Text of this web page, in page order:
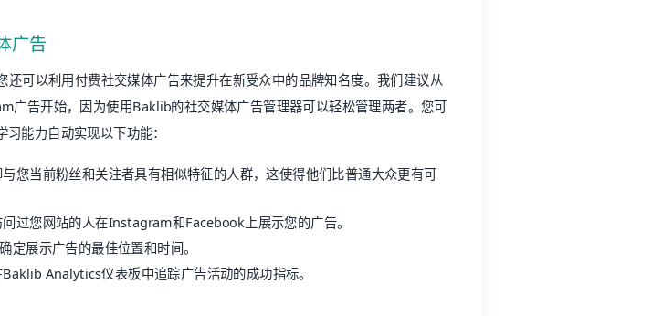
广告
还可以利用付费社交媒体广告来提升在新受众中的品牌知名度。我们建议从
广告开始，因为使用Baklib的社交媒体广告管理器可以轻松管理两者。您可
能力自动实现以下功能：
您当前粉丝和关注者具有相似特征的人群，这使得他们比普通大众更有可
过您网站的人在Instagram和Facebook上展示您的广告。
定展示广告的最佳位置和时间。
Analytics仪表板中追踪广告活动的成功指标。